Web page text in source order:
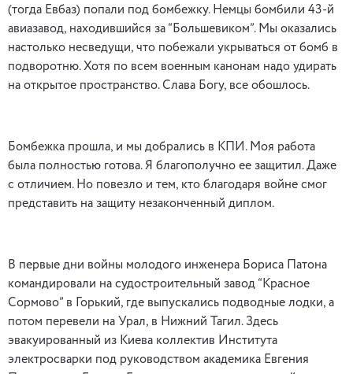
(тогда Евбаз) попали под бомбежку. Немцы бомбили 43-й
авиазавод, находившийся за “Большевиком”. Мы оказались
настолько несведущи, что побежали укрываться от бомб в
подворотню. Хотя по всем военным канонам надо удирать
на открытое пространство. Слава Богу, все обошлось.
Бомбежка прошла, и мы добрались в КПИ. Моя работа
была полностью готова. Я благополучно ее защитил. Даже
с отличием. Но повезло и тем, кто благодаря войне смог
представить на защиту незаконченный диплом.
В первые дни войны молодого инженера Бориса Патона
командировали на судостроительный завод “Красное
Сормово” в Горький, где выпускались подводные лодки, а
потом перевели на Урал, в Нижний Тагил. Здесь
эвакуированный из Киева коллектив Института
электросварки под руководством академика Евгения